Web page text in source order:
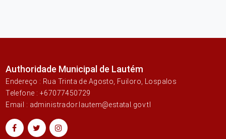
Authoridade Municipal de Lautém
Endereço : Rua Trinta de Agosto, Fuiloro, Lospalos
Telefone : +67077450729
Email : administrador.lautem@estatal.gov.tl